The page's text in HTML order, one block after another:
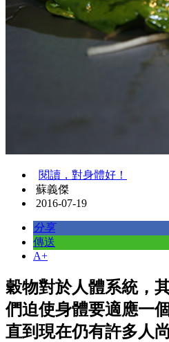
閱讀，對身體好！
蘇義傑
2016-07-19
分享
傳送
A+
穀物對於人體系統，
們迫使身體要適應一
直到現在仍有許多人